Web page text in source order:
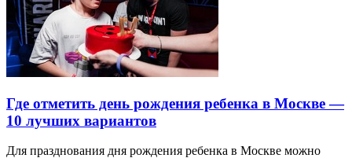
Где отметить день рождения ребенка в Москве —
10 лучших вариантов
Для празднования дня рождения ребенка в Москве можно